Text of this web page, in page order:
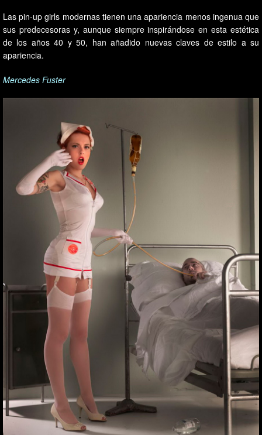
Las pin-up girls modernas tienen una apariencia menos ingenua que
sus predecesoras y, aunque siempre inspirándose en esta estética
de los años 40 y 50, han añadido nuevas claves de estilo a su
apariencia.
Mercedes Fuster